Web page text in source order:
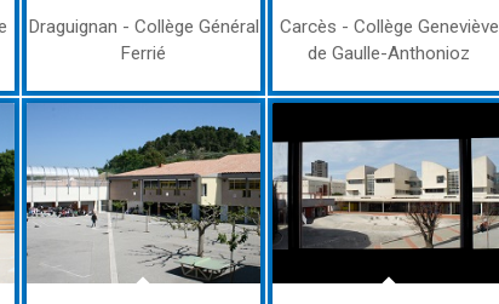
Draguignan - Collège Général
Ferrié
Carcès - Collège Geneviève
de Gaulle-Anthonioz